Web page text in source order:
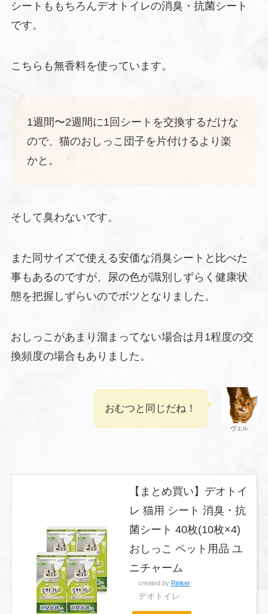
シートももちろんデオトイレの消臭・抗菌シート
です。
こちらも無香料を使っています。
1週間〜2週間に1回シートを交換するだけな
ので、猫のおしっこ団子を片付けるより楽
かと。
そして臭わないです。
また同サイズで使える安価な消臭シートと比べた
事もあるのですが、尿の色が識別しずらく健康状
態を把握しずらいのでボツとなりました。
おしっこがあまり溜まってない場合は月1程度の交
換頻度の場合もありました。
ヴェル
おむつと同じだね！
【まとめ買い】デオトイ
レ 猫用 シート 消臭・抗
菌シート 40枚(10枚×4)
おしっこ ペット用品 ユ
ニチャーム
created by Rinker
デオトイレ